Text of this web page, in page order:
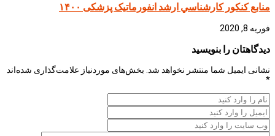
منابع كنكور كارشناسي ارشد انفورماتیک پزشکی ۱۴۰۰
فوریه 8, 2020
دیدگاهتان را بنویسید
نشانی ایمیل شما منتشر نخواهد شد. بخش‌های موردنیاز علامت‌گذاری شده‌اند
*